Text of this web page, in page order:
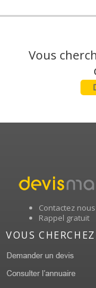
Vous
Contactez nous
Rappel gratuit
VOUS